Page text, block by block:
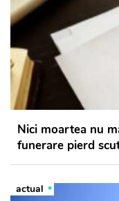
Nici moartea nu
funerare pierd
actual